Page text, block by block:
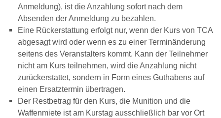
Anmeldung), ist die Anzahlung sofort nach dem
Absenden der Anmeldung zu bezahlen.
Eine Rückerstattung erfolgt nur, wenn der Kurs von TCA
abgesagt wird oder wenn es zu einer Terminänderung
seitens des Veranstalters kommt. Kann der Teilnehmer
nicht am Kurs teilnehmen, wird die Anzahlung nicht
zurückerstattet, sondern in Form eines Guthabens auf
einen Ersatztermin übertragen.
Der Restbetrag für den Kurs, die Munition und die
Waffenmiete ist am Kurstag ausschließlich bar vor Ort